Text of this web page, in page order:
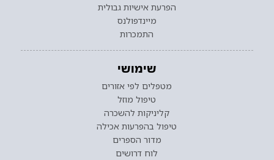
הפרעת אישיות גבולית
מיינדפולנס
התמכרות
שימושי
מטפלים לפי אזורים
טיפול מוזל
קליניקות להשכרה
טיפול בהפרעות אכילה
מדור הספרים
לוח דרושים